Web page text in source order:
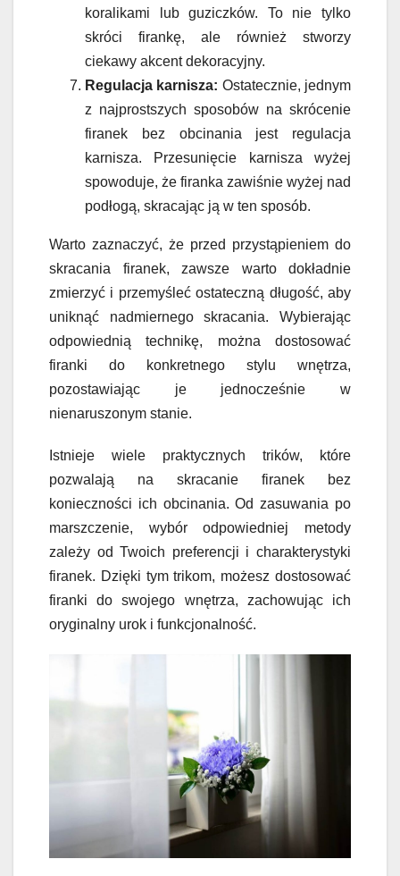
koralikami lub guziczków. To nie tylko
skróci firankę, ale również stworzy
ciekawy akcent dekoracyjny.
Regulacja karnisza: Ostatecznie, jednym
z najprostszych sposobów na skrócenie
firanek bez obcinania jest regulacja
karnisza. Przesunięcie karnisza wyżej
spowoduje, że firanka zawiśnie wyżej nad
podłogą, skracając ją w ten sposób.
Warto zaznaczyć, że przed przystąpieniem do
skracania firanek, zawsze warto dokładnie
zmierzyć i przemyśleć ostateczną długość, aby
uniknąć nadmiernego skracania. Wybierając
odpowiednią technikę, można dostosować
firanki do konkretnego stylu wnętrza,
pozostawiając je jednocześnie w
nienaruszonym stanie.
Istnieje wiele praktycznych trików, które
pozwalają na skracanie firanek bez
konieczności ich obcinania. Od zasuwania po
marszczenie, wybór odpowiedniej metody
zależy od Twoich preferencji i charakterystyki
firanek. Dzięki tym trikom, możesz dostosować
firanki do swojego wnętrza, zachowując ich
oryginalny urok i funkcjonalność.